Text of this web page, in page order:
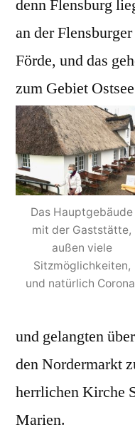
Das Hauptgebäude
mit der Gaststätte,
außen viele
Sitzmöglichkeiten,
und natürlich
denn Flensburg
an der Flensburger
Förde, und das
zum Gebiet
und gelangten über
den Nordermarkt
herrlichen Kirche
Marien.